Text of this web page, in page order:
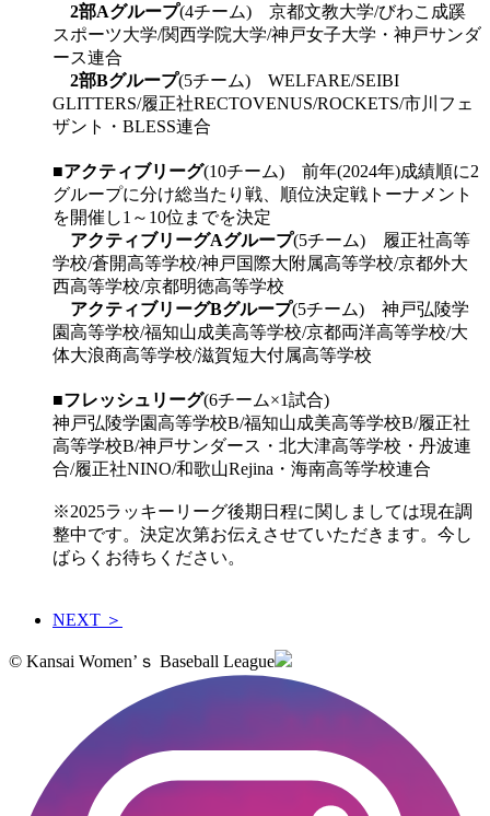
2部Aグループ(4チーム) 京都文教大学/びわこ成蹊
スポーツ大学/関西学院大学/神戸女子大学・神戸サンダ
ース連合
2部Bグループ(5チーム) WELFARE/SEIBI
GLITTERS/履正社RECTOVENUS/ROCKETS/市川フェ
ザント・BLESS連合
■アクティブリーグ(10チーム) 前年(2024年)成績順に2
グループに分け総当たり戦、順位決定戦トーナメント
を開催し1～10位までを決定
アクティブリーグAグループ(5チーム) 履正社高等
学校/蒼開高等学校/神戸国際大附属高等学校/京都外大
西高等学校/京都明徳高等学校
アクティブリーグBグループ(5チーム) 神戸弘陵学
園高等学校/福知山成美高等学校/京都両洋高等学校/大
体大浪商高等学校/滋賀短大付属高等学校
■フレッシュリーグ(6チーム×1試合)
神戸弘陵学園高等学校B/福知山成美高等学校B/履正社
高等学校B/神戸サンダース・北大津高等学校・丹波連
合/履正社NINO/和歌山Rejina・海南高等学校連合
※2025ラッキーリーグ後期日程に関しましては現在調
整中です。決定次第お伝えさせていただきます。今し
ばらくお待ちください。
NEXT ＞
© Kansai Women’ｓ Baseball League